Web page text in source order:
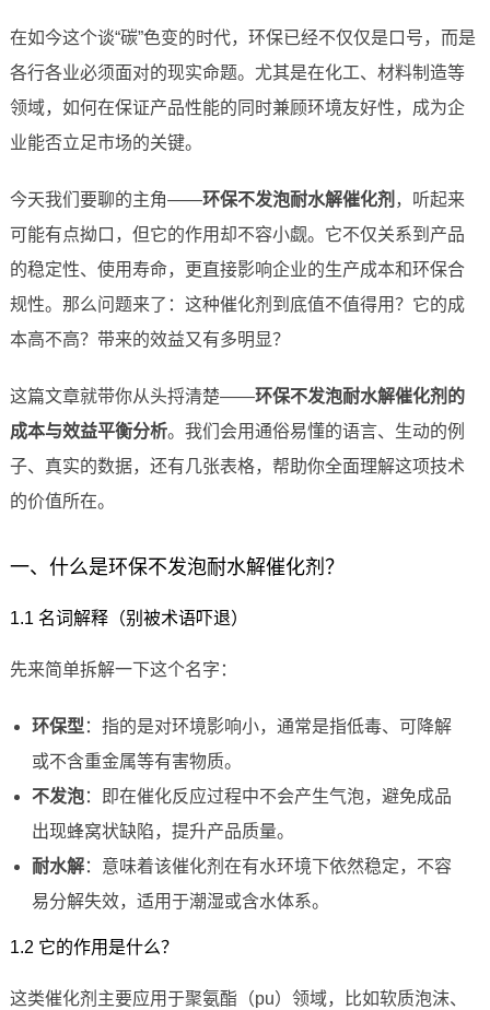
在如今这个谈“碳”色变的时代，环保已经不仅仅是口号，而是
各行各业必须面对的现实命题。尤其是在化工、材料制造等
领域，如何在保证产品性能的同时兼顾环境友好性，成为企
业能否立足市场的关键。
今天我们要聊的主角——环保不发泡耐水解催化剂 ，听起来
可能有点拗口，但它的作用却不容小觑。它不仅关系到产品
的稳定性、使用寿命，更直接影响企业的生产成本和环保合
规性。那么问题来了：这种催化剂到底值不值得用？它的成
本高不高？带来的效益又有多明显？
这篇文章就带你从头捋清楚——环保不发泡耐水解催化剂的
成本与效益平衡分析。我们会用通俗易懂的语言、生动的例
子、真实的数据，还有几张表格，帮助你全面理解这项技术
的价值所在。
一、什么是环保不发泡耐水解催化剂？
1.1 名词解释（别被术语吓退）
先来简单拆解一下这个名字：
环保型 ：指的是对环境影响小，通常是指低毒、可降解
或不含重金属等有害物质。
不发泡：即在催化反应过程中不会产生气泡，避免成品
出现蜂窝状缺陷，提升产品质量。
耐水解：意味着该催化剂在有水环境下依然稳定，不容
易分解失效，适用于潮湿或含水体系。
1.2 它的作用是什么？
这类催化剂主要应用于聚氨酯（pu）领域，比如软质泡沫、